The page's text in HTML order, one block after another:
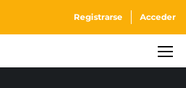
Registrarse Acceder